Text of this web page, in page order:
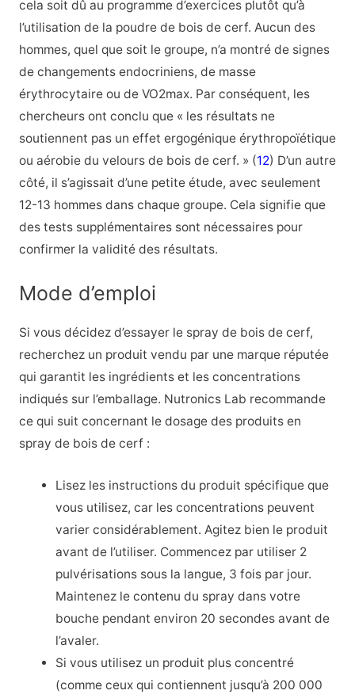
cela soit dû au programme d’exercices plutôt qu’à
l’utilisation de la poudre de bois de cerf. Aucun des
hommes, quel que soit le groupe, n’a montré de signes
de changements endocriniens, de masse
érythrocytaire ou de VO2max. Par conséquent, les
chercheurs ont conclu que « les résultats ne
soutiennent pas un effet ergogénique érythropoïétique
ou aérobie du velours debois de cerf. » (12) D’un autre
côté, il s’agissait d’une petite étude, avec seulement
12-13 hommes dans chaque groupe. Cela signifie que
des tests supplémentaires sont nécessaires pour
confirmer la validité des résultats.
Mode d’emploi
Si vous décidez d’essayer le spray de bois de cerf,
recherchez un produit vendu par une marque réputée
qui garantit les ingrédients et les concentrations
indiqués sur l’emballage. Nutronics Lab recommande
ce qui suit concernant le dosage des produits en
spray de bois de cerf :
Lisez les instructions du produit spécifique que
vous utilisez, car les concentrations peuvent
varier considérablement. Agitez bien le produit
avant de l’utiliser. Commencez par utiliser 2
pulvérisations sous la langue, 3 fois par jour.
Maintenez le contenu du spray dans votre
bouche pendant environ 20 secondes avant de
l’avaler.
Si vous utilisez un produit plus concentré
(comme ceux qui contiennent jusqu’à 200 000